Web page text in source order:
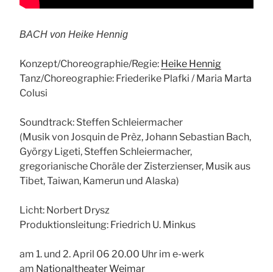
BACH von Heike Hennig
Konzept/Choreographie/Regie: Heike Hennig
Tanz/Choreographie: Friederike Plafki / Maria Marta
Colusi
Soundtrack: Steffen Schleiermacher
(Musik von Josquin de Prèz, Johann Sebastian Bach,
György Ligeti, Steffen Schleiermacher,
gregorianische Choräle der Zisterzienser, Musik aus
Tibet, Taiwan, Kamerun und Alaska)
Licht: Norbert Drysz
Produktionsleitung: Friedrich U. Minkus
am 1. und 2. April 06 20.00 Uhr im e-werk
am Nationaltheater Weimar